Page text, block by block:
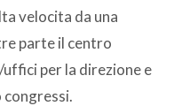
velocita da una
parte il centro
per la direzione e